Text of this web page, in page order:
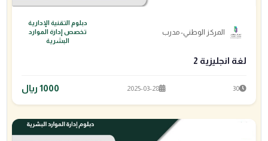
المركز الوطني- مدرب
دبلوم التقنية الإدارية
تخصص إدارة الموارد
البشرية
لغة انجليزية 2
30
2025-03-28 1000 ريال